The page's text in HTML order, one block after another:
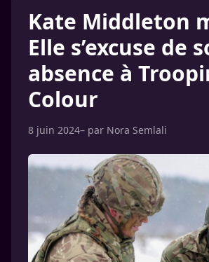
Kate Middleton
Elle s’excuse de
absence à
Colour
8 juin 2024– par Nora Semlali